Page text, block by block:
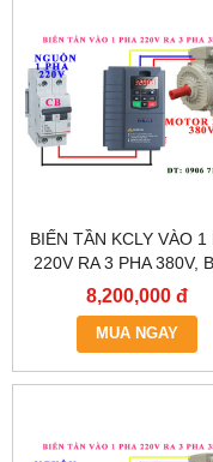
BIẾN TẦN KCLY VÀO 1
220V RA 3 PHA 380V,
TẦN KCLY KOC600-
B
8,200,000 đ
MUA NGAY